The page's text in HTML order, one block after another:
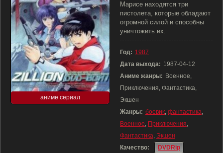
аниме сериал
Марисе находятся три
пистолета, которые обладают
огромной силой и способны
уничтожить их.
Год: 1987
Дата выхода: 1987-04-12
Аниме жанры: Военное,
Приключения, Фантастика,
Экшен
Жанры: боевик, фантастика,
Военное, Приключения,
Фантастика, Экшен
Качество:
DVDRip